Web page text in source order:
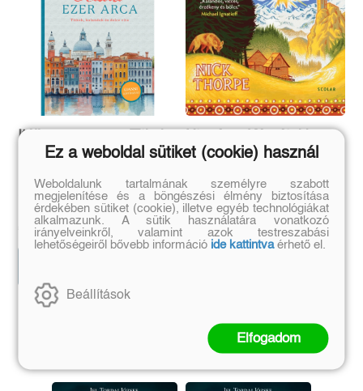
Itália ezer arca – Titkok,
kalandok és dolce vita
Szalczgruber Alexandra
Eredeti ár:
6 995 Ft
Kötött ár:
6 296 Ft
Gyalogtúrák Európa utolsó
vadonjában
Nick Thorpe
Eredeti ár:
6 975 Ft
Kötött ár:
6 278 Ft
Szerző további művei
Ez a weboldal sütiket (cookie) használ
Weboldalunk tartalmának személyre szabott
megjelenítése és a böngészési élmény biztosítása
érdekében sütiket (cookie), illetve egyéb technológiákat
alkalmazunk. A sütik használatára vonatkozó
irányelveinkről, valamint azok testreszabási
lehetőségeiről bővebb információ ide kattintvaérhető el.
Beállítások
Elfogadom